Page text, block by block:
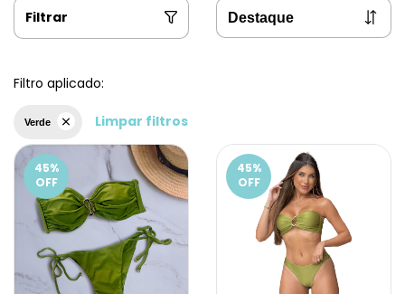
Filtrar
Filtro aplicado:
Verde Limpar filtros
45%
OFF
45%
OFF